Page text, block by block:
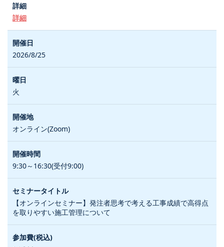
詳細
2026/8/25
火
オンライン(Zoom)
9:30～16:30(受付9:00)
【オンラインセミナー】発注者思考で考える工事成績で高得点
を取りやすい施工管理について